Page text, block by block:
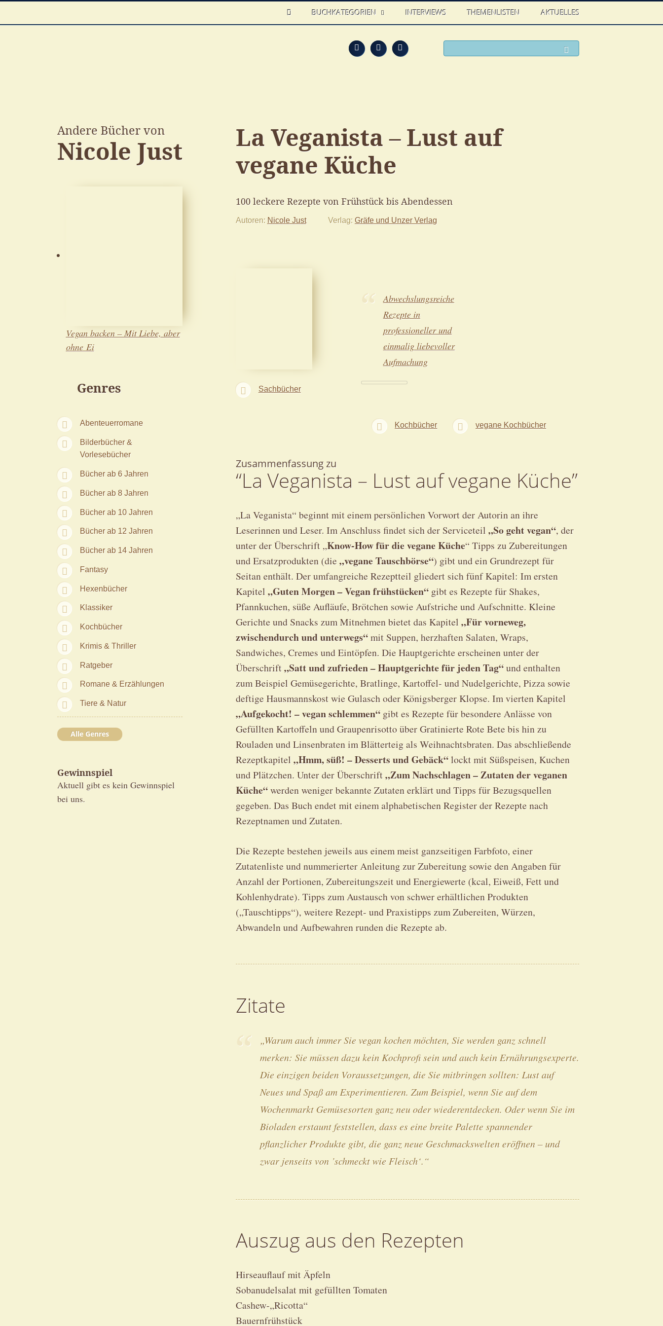
HOME
BUCHKATEGORIEN INTERVIEWS THEMENLISTEN AKTUELLES
Feed FacebookTwitter
Andere Bücher von
Nicole Just
Vegan backen – Mit Liebe, aber
ohne Ei
Genres
Abenteuerromane
Bilderbücher &
Vorlesebücher
Bücher ab 6 Jahren
Bücher ab 8 Jahren
Bücher ab 10 Jahren
Bücher ab 12 Jahren
Bücher ab 14 Jahren
Fantasy
Hexenbücher
Klassiker
Kochbücher
Krimis & Thriller
Ratgeber
Romane & Erzählungen
Tiere & Natur
Alle Genres
Gewinnspiel
Aktuell gibt es kein Gewinnspiel
bei uns.
La Veganista – Lust auf
vegane Küche
100 leckere Rezepte von Frühstück bis Abendessen
Autoren Nicole Just Verlag Gräfe und Unzer Verlag
Sachbücher
Abwechslungsreiche
Rezepte in
professioneller und
einmalig liebevoller
Aufmachung
Kochbücher vegane Kochbücher
Zusammenfassung zu
“La Veganista – Lust auf vegane Küche”
„La Veganista“ beginnt mit einem persönlichen Vorwort der Autorin an ihre
Leserinnen und Leser. Im Anschluss findet sich der Serviceteil „So geht vegan“, der
unter der Überschrift „Know-How für die vegane Küche“ Tipps zu Zubereitungen
und Ersatzprodukten (die„vegane Tauschbörse“) gibt und ein Grundrezept für
Seitan enthält. Der umfangreiche Rezeptteil gliedert sich fünf Kapitel: Im ersten
Kapitel „Guten Morgen – Vegan frühstücken“gibt es Rezepte für Shakes,
Pfannkuchen, süße Aufläufe, Brötchen sowie Aufstriche und Aufschnitte. Kleine
Gerichte und Snacks zum Mitnehmen bietet das Kapitel „Für vorneweg,
zwischendurch und unterwegs“mit Suppen, herzhaften Salaten, Wraps,
Sandwiches, Cremes und Eintöpfen. Die Hauptgerichte erscheinen unter der
Überschrift„Satt und zufrieden – Hauptgerichte für jeden Tag“und enthalten
zum Beispiel Gemüsegerichte, Bratlinge, Kartoffel- und Nudelgerichte, Pizza sowie
deftige Hausmannskost wie Gulasch oder Königsberger Klopse. Im vierten Kapitel
„Aufgekocht! – vegan schlemmen“gibt es Rezepte für besondere Anlässe von
Gefüllten Kartoffeln und Graupenrisotto über Gratinierte Rote Bete bis hin zu
Rouladen und Linsenbraten im Blätterteig als Weihnachtsbraten. Das abschließende
Rezeptkapitel „Hmm, süß! – Desserts und Gebäck“lockt mit Süßspeisen, Kuchen
und Plätzchen. Unter der Überschrift„Zum Nachschlagen – Zutaten der veganen
Küche“werden weniger bekannte Zutaten erklärt und Tipps für Bezugsquellen
gegeben. Das Buch endet mit einem alphabetischen Register der Rezepte nach
Rezeptnamen und Zutaten.
Die Rezepte bestehen jeweils aus einem meist ganzseitigen Farbfoto, einer
Zutatenliste und nummerierter Anleitung zur Zubereitung sowie den Angaben für
Anzahl der Portionen, Zubereitungszeit und Energiewerte (kcal, Eiweiß, Fett und
Kohlenhydrate). Tipps zum Austausch von schwer erhältlichen Produkten
(„Tauschtipps“), weitere Rezept- und Praxistipps zum Zubereiten, Würzen,
Abwandeln und Aufbewahren runden die Rezepte ab.
Zitate
„Warum auch immer Sie vegan kochen möchten, Sie werden ganz schnell
merken: Sie müssen dazu kein Kochprofi sein und auch kein Ernährungsexperte.
Die einzigen beiden Voraussetzungen, die Sie mitbringen sollten: Lust auf
Neues und Spaß am Experimentieren. Zum Beispiel, wenn Sie auf dem
Wochenmarkt Gemüsesorten ganz neu oder wiederentdecken. Oder wenn Sie im
Bioladen erstaunt feststellen, dass es eine breite Palette spannender
pflanzlicher Produkte gibt, die ganz neue Geschmackswelten eröffnen – und
zwar jenseits von ’schmeckt wie Fleisch‘.“
Auszug aus den Rezepten
Hirseauflauf mit Äpfeln
Sobanudelsalat mit gefüllten Tomaten
Cashew-„Ricotta“
Bauernfrühstück